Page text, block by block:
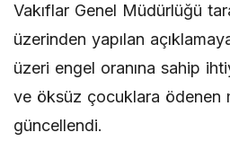
Vakıflar Genel Müdürlüğü
üzerinden yapılan
üzeri engel oranına sahip
ve öksüz çocuklara ödenen
güncellendi.